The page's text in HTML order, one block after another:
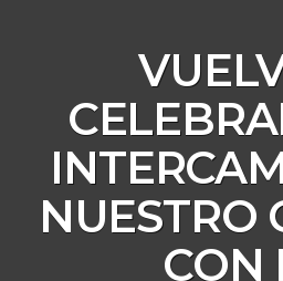
NUESTRO
CON